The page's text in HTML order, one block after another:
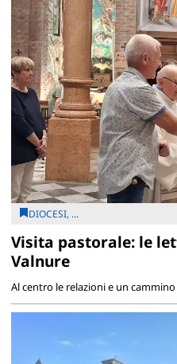
DIOCESI, ...
Visita pastorale: le
Valnure
Al centro le relazioni e un